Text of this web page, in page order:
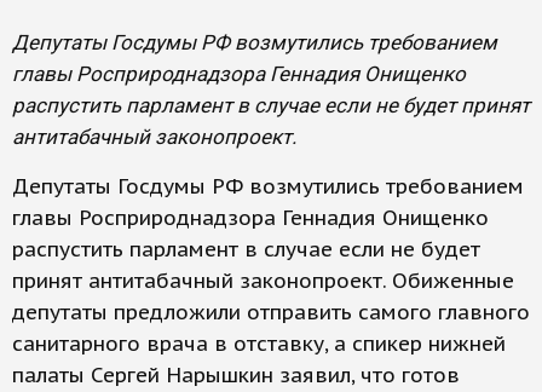
Депутаты Госдумы РФ возмутились требованием
главы Росприроднадзора Геннадия Онищенко
распустить парламент в случае если не будет принят
антитабачный законопроект.
Депутаты Госдумы РФ возмутились требованием
главы Росприроднадзора Геннадия Онищенко
распустить парламент в случае если не будет
принят антитабачный законопроект. Обиженные
депутаты предложили отправить самого главного
санитарного врача в отставку, а спикер нижней
палаты Сергей Нарышкин заявил, что готов